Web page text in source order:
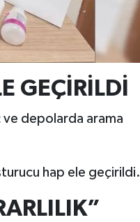
GEÇİRİLDİ
depolarda arama
hap ele geçirildi.